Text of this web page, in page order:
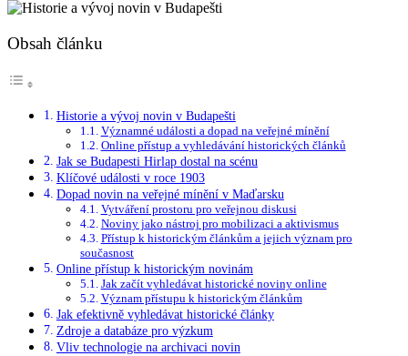
Obsah článku
Historie a vývoj novin v Budapešti
Významné události a dopad na veřejné mínění
Online přístup a vyhledávání historických článků
Jak se Budapesti Hirlap dostal na scénu
Klíčové události v roce 1903
Dopad novin na veřejné mínění v Maďarsku
Vytváření prostoru pro veřejnou diskusi
Noviny jako nástroj pro mobilizaci a aktivismus
Přístup k historickým článkům a jejich význam pro
současnost
Online přístup k historickým novinám
Jak začít vyhledávat historické noviny online
Význam přístupu k historickým článkům
Jak efektivně vyhledávat historické články
Zdroje a databáze pro výzkum
Vliv technologie na archivaci novin